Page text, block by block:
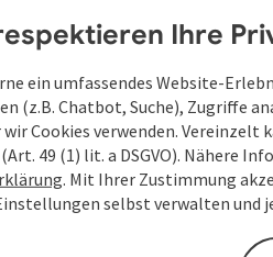
Ihre
ein umfassendes Website-
(z.B. Chatbot, Suche), Zugriffe
Cookies verwenden.
49 (1) lit. a DSGVO). Nähere
. Mit Ihrer Zustimmung
selbst verwalten und